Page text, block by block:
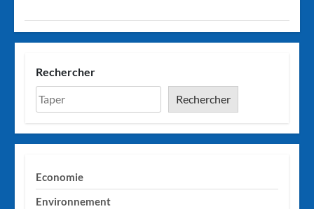
Rechercher
Rechercher
Economie
Environnement